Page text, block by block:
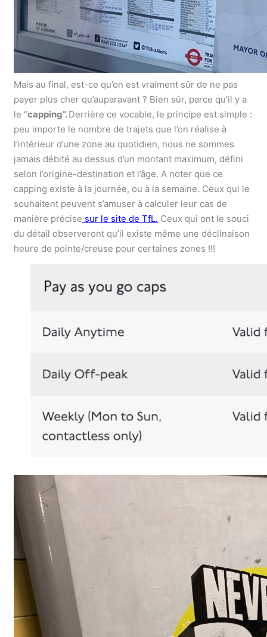
Mais au final, est-ce qu’on est vraiment sûr de ne pas
payer plus cher qu’auparavant ? Bien sûr, parce qu’il y a
le “capping”.Derrière ce vocable, le principe est simple :
peu importe le nombre de trajets que l’on réalise à
l’intérieur d’une zone au quotidien, nous ne sommes
jamais débité au dessus d’un montant maximum, défini
selon l’origine-destination et l’âge. A noter que ce
capping existe à la journée, ou à la semaine. Ceux qui le
souhaitent peuvent s’amuser à calculer leur cas de
manière précise sur le site de TfL. Ceux qui ont le souci
du détail observeront qu’il existe même une déclinaison
heure de pointe/creuse pour certaines zones !!!